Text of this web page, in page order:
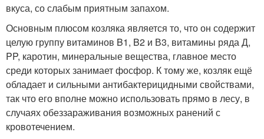
вкуса, со слабым приятным запахом.
Основным плюсом козляка является то, что он содержит
целую группу витаминов B1, B2 и В3, витамины ряда Д,
PP, каротин, минеральные вещества, главное место
среди которых занимает фосфор. К тому же, козляк ещё
обладает и сильными антибактерицидными свойствами,
так что его вполне можно использовать прямо в лесу, в
случаях обеззараживания возможных ранений с
кровотечением.